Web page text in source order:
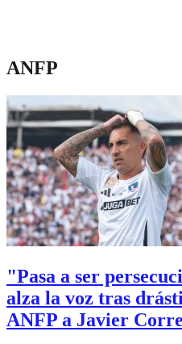
ANFP
"Pasa a ser
alza la voz tras
ANFP a Javier